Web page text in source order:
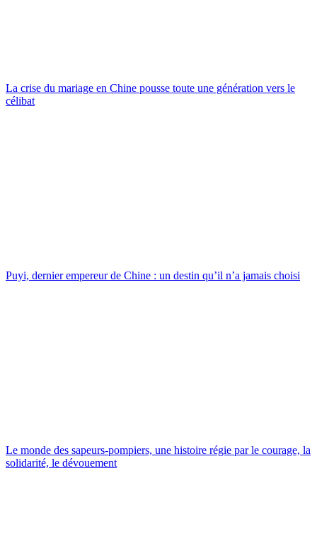
La crise du mariage en Chine pousse toute une génération vers le
célibat
Puyi, dernier empereur de Chine : un destin qu’il n’a jamais choisi
Le monde des sapeurs-pompiers, une histoire régie par le courage, la
solidarité, le dévouement